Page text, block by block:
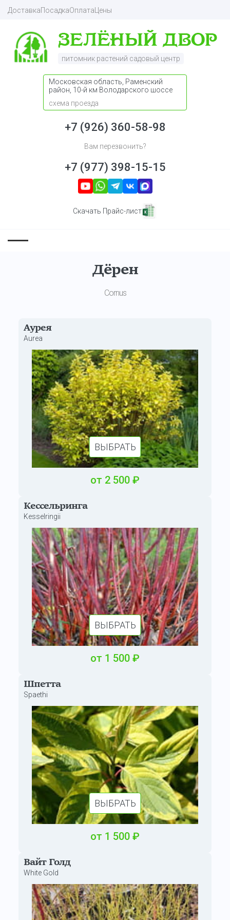
ДоставкаПосадкаОплата Цены
питомник растений садовый центр
Московская область, Раменский
район, 10-й км Володарского шоссе
схема проезда
+7 (926) 360-58-98
Вам перезвонить?
+7 (977) 398-15-15
Скачать Прайс-лист
Дёрен
Cornus
Аурея
Aurea
ВЫБРАТЬ
от 2 500 ₽
Кессельринга
Kesselringii
ВЫБРАТЬ
от 1 500 ₽
Шпетта
Spaethi
ВЫБРАТЬ
от 1 500 ₽
Вайт Голд
White Gold